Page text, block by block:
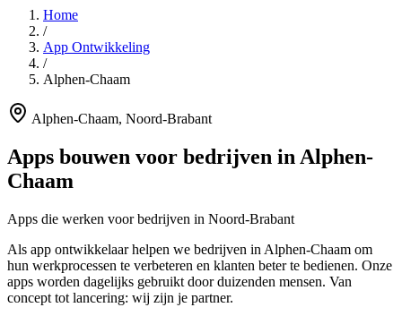
Home
/
App Ontwikkeling
/
Alphen-Chaam
Alphen-Chaam, Noord-Brabant
Apps bouwen voor bedrijven in Alphen-
Chaam
Apps die werken voor bedrijven in Noord-Brabant
Als app ontwikkelaar helpen we bedrijven in Alphen-Chaam om
hun werkprocessen te verbeteren en klanten beter te bedienen. Onze
apps worden dagelijks gebruikt door duizenden mensen. Van
concept tot lancering: wij zijn je partner.